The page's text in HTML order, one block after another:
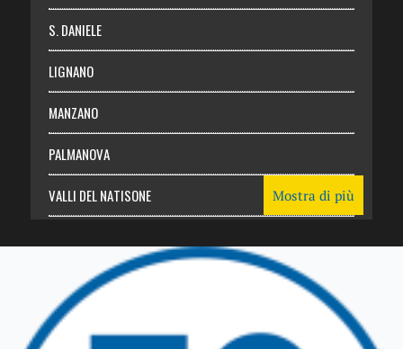
S. DANIELE
LIGNANO
MANZANO
PALMANOVA
VALLI DEL NATISONE
TRICESIMO
TARCENTO
Mostra di più